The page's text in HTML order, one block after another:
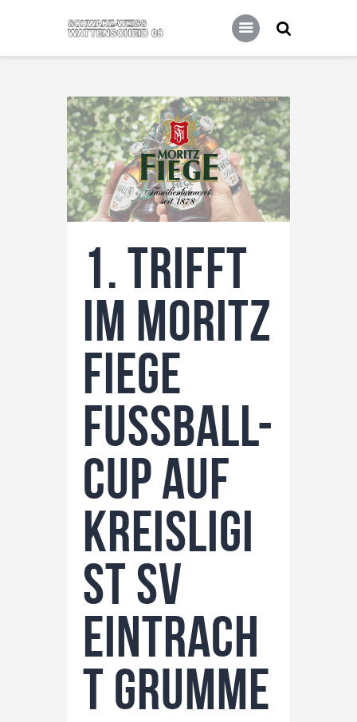
Home
Leitbild
Verein
Senioren
Junioren
Unsere Partner
Kontakt
Datenschutz / Impressum
1. trifft
im Moritz
Fiege
Fussball-
Cup auf
Kreisligi
st SV
Eintrach
t Grumme